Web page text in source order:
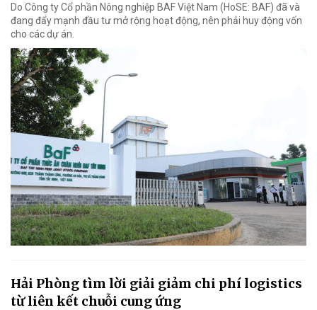
Do Công ty Cổ phần Nông nghiệp BAF Việt Nam (HoSE: BAF) đã và
đang đẩy mạnh đầu tư mở rộng hoạt động, nên phải huy động vốn
cho các dự án.
Hải Phòng tìm lời giải giảm chi phí logistics
từ liên kết chuỗi cung ứng